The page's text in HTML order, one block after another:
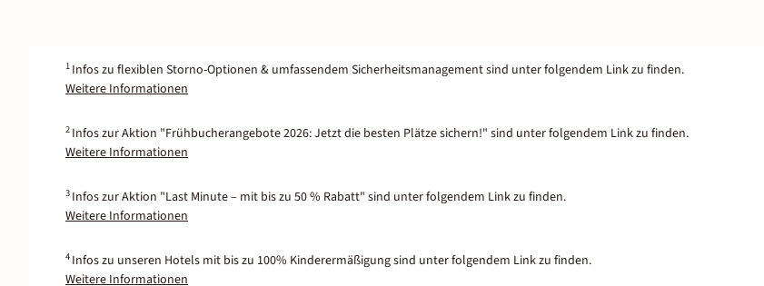
1 Infos zu flexiblen Storno-Optionen & umfassendem Sicherheitsmanagement sind unter folgendem Link zu finden.
Weitere Informationen
2 Infos zur Aktion "Frühbucherangebote 2026: Jetzt die besten Plätze sichern!" sind unter folgendem Link zu finden.
Weitere Informationen
3 Infos zur Aktion "Last Minute – mit bis zu 50 % Rabatt" sind unter folgendem Link zu finden.
Weitere Informationen
4 Infos zu unseren Hotels mit bis zu 100% Kinderermäßigung sind unter folgendem Link zu finden.
Weitere Informationen